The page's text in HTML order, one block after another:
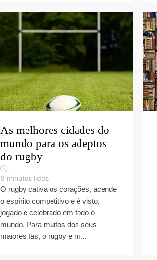
As melhores cidades do
mundo para os adeptos
do rugby
6 minutos lidos
O rugby cativa os corações, acende
o espírito competitivo e é visto,
jogado e celebrado em todo o
mundo. Para muitos dos seus
maiores fãs, o rugby é m...